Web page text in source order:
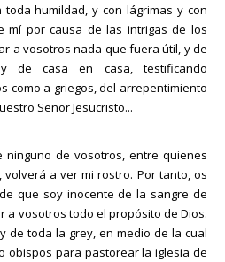
humildad, y con lágrimas y con
mí por causa de las intrigas de los
a vosotros nada que fuera útil, y de
y de casa en casa, testificando
como a griegos, del arrepentimiento
Señor Jesucristo...
de vosotros, entre quienes
a ver mi rostro. Por tanto, os
que soy inocente de la sangre de
a vosotros todo el propósito de Dios.
de toda la grey, en medio de la cual
obispos para pastorear la iglesia de